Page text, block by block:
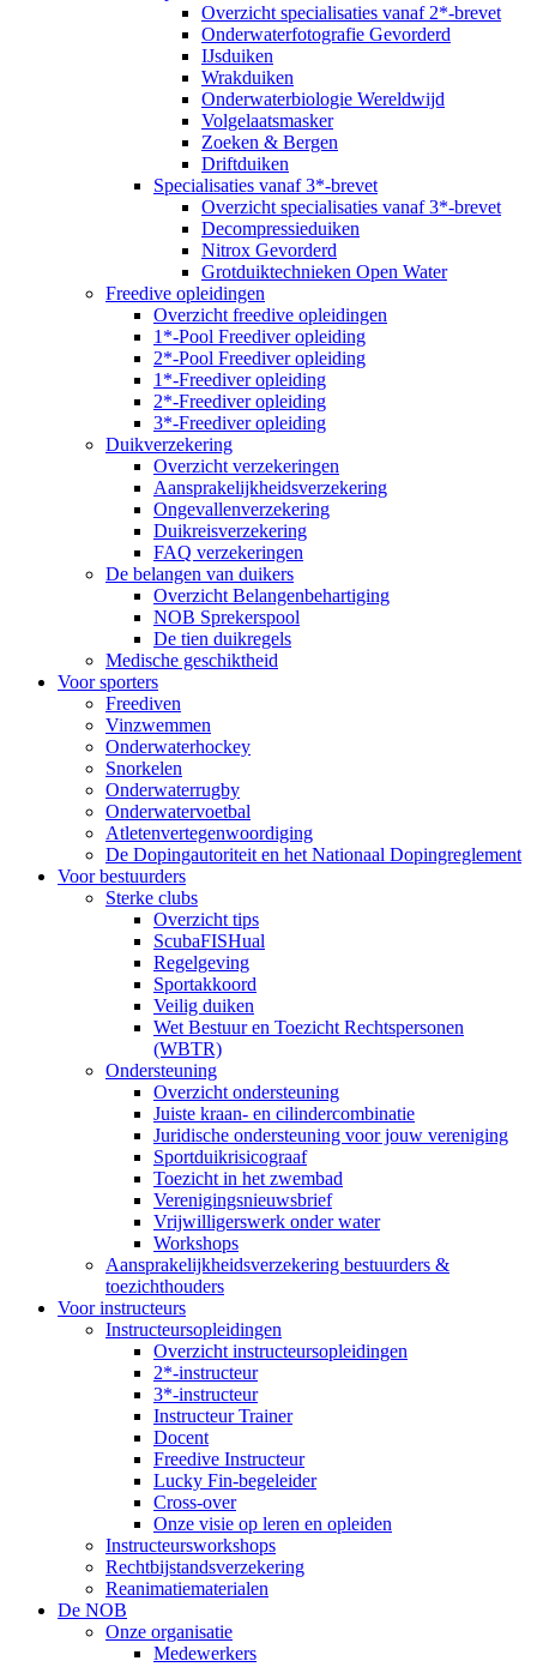
Overzicht specialisaties vanaf 2*-brevet
Onderwaterfotografie Gevorderd
IJsduiken
Wrakduiken
Onderwaterbiologie Wereldwijd
Volgelaatsmasker
Zoeken & Bergen
Driftduiken
Specialisaties vanaf 3*-brevet
Overzicht specialisaties vanaf 3*-brevet
Decompressieduiken
Nitrox Gevorderd
Grotduiktechnieken Open Water
Freedive opleidingen
Overzicht freedive opleidingen
1*-Pool Freediver opleiding
2*-Pool Freediver opleiding
1*-Freediver opleiding
2*-Freediver opleiding
3*-Freediver opleiding
Duikverzekering
Overzicht verzekeringen
Aansprakelijkheidsverzekering
Ongevallenverzekering
Duikreisverzekering
FAQ verzekeringen
De belangen van duikers
Overzicht Belangenbehartiging
NOB Sprekerspool
De tien duikregels
Medische geschiktheid
Voor sporters
Freediven
Vinzwemmen
Onderwaterhockey
Snorkelen
Onderwaterrugby
Onderwatervoetbal
Atletenvertegenwoordiging
De Dopingautoriteit en het Nationaal Dopingreglement
Voor bestuurders
Sterke clubs
Overzicht tips
ScubaFISHual
Regelgeving
Sportakkoord
Veilig duiken
Wet Bestuur en Toezicht Rechtspersonen
(WBTR)
Ondersteuning
Overzicht ondersteuning
Juiste kraan- en cilindercombinatie
Juridische ondersteuning voor jouw vereniging
Sportduikrisicograaf
Toezicht in het zwembad
Verenigingsnieuwsbrief
Vrijwilligerswerk onder water
Workshops
Aansprakelijkheidsverzekering bestuurders &
toezichthouders
Voor instructeurs
Instructeursopleidingen
Overzicht instructeursopleidingen
2*-instructeur
3*-instructeur
Instructeur Trainer
Docent
Freedive Instructeur
Lucky Fin-begeleider
Cross-over
Onze visie op leren en opleiden
Instructeursworkshops
Rechtbijstandsverzekering
Reanimatiematerialen
De NOB
Onze organisatie
Medewerkers